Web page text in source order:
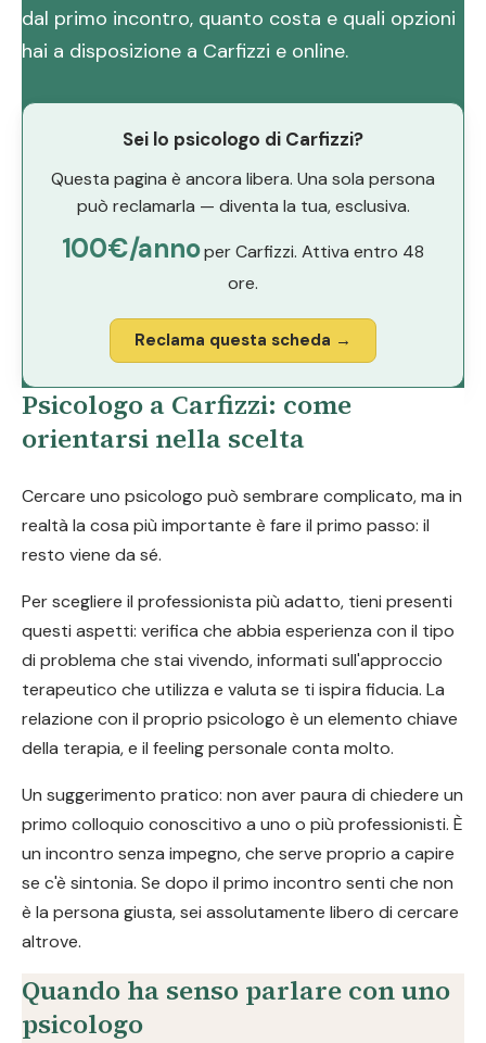
dal primo incontro, quanto costa e quali opzioni
hai a disposizione a Carfizzi e online.
Sei lo psicologo di Carfizzi?
Questa pagina è ancora libera. Una sola persona
può reclamarla — diventa la tua, esclusiva.
100€/annoper Carfizzi. Attiva entro 48
ore.
Reclama questa scheda →
Psicologo a Carfizzi: come
orientarsi nella scelta
Cercare uno psicologo può sembrare complicato, ma in
realtà la cosa più importante è fare il primo passo: il
resto viene da sé.
Per scegliere il professionista più adatto, tieni presenti
questi aspetti: verifica che abbia esperienza con il tipo
di problema che stai vivendo, informati sull'approccio
terapeutico che utilizza e valuta se ti ispira fiducia. La
relazione con il proprio psicologo è un elemento chiave
della terapia, e il feeling personale conta molto.
Un suggerimento pratico: non aver paura di chiedere un
primo colloquio conoscitivo a uno o più professionisti. È
un incontro senza impegno, che serve proprio a capire
se c'è sintonia. Se dopo il primo incontro senti che non
è la persona giusta, sei assolutamente libero di cercare
altrove.
Quando ha senso parlare con uno
psicologo